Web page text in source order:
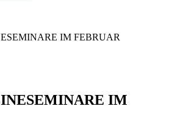
IM FEBRUAR
IM